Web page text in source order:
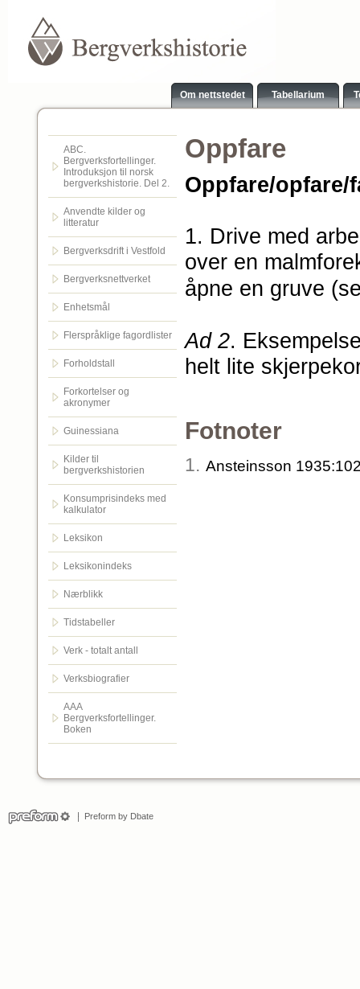
Om nettstedet Tabellarium
ABC.
Bergverksfortellinger.
Introduksjon til norsk
bergverkshistorie. Del 2.
Anvendte kilder og
litteratur
Bergverksdrift i Vestfold
Bergverksnettverket
Enhetsmål
Flerspråklige fagordlister
Forholdstall
Forkortelser og
akronymer
Guinessiana
Kilder til
bergverkshistorien
Konsumprisindeks med
kalkulator
Leksikon
Leksikonindeks
Nærblikk
Tidstabeller
Verk - totalt antall
Verksbiografier
AAA
Bergverksfortellinger.
Boken
Oppfare
Oppfare/opfare/
1. Drive med
over en
åpne en gruve
Ad 2.
helt lite
Fotnoter
1. Ansteinsson
Preform by Dbate